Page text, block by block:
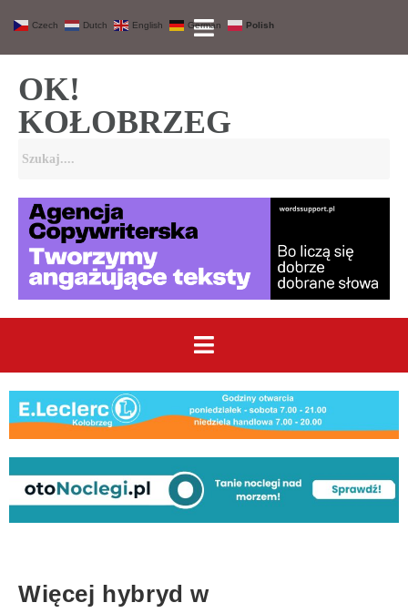
OK!
KOŁOBRZEG
Więcej hybryd w
Czech Dutch English German Polish